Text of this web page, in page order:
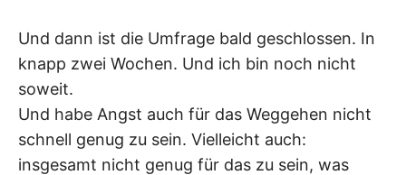
Und dann ist die Umfrage bald geschlossen. In
knapp zwei Wochen. Und ich bin noch nicht
soweit.
Und habe Angst auch für das Weggehen nicht
schnell genug zu sein. Vielleicht auch:
insgesamt nicht genug für das zu sein, was